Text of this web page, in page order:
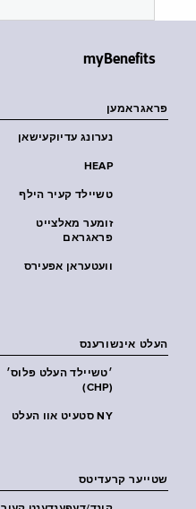
myBenefits
פראגראמען
נערונג עדיוקעישאן
HEAP
טשיילד קעיר הילף
זומער מאלצייט
פראגראם
וועטעראן אפעירס
העלט אינשורענס
׳טשיילד העלט פּלוס׳
(CHP)
NY סטעיט אוו העלט
שטייער קרעדיטס